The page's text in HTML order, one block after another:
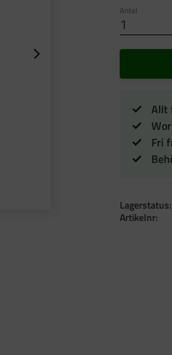
Antal
Allt
Fri
Lagerstatus
Artikelnr